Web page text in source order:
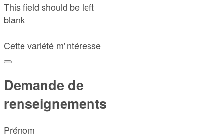
This field should be left
blank
Cette variété m'intéresse
Demande de
renseignements
Prénom